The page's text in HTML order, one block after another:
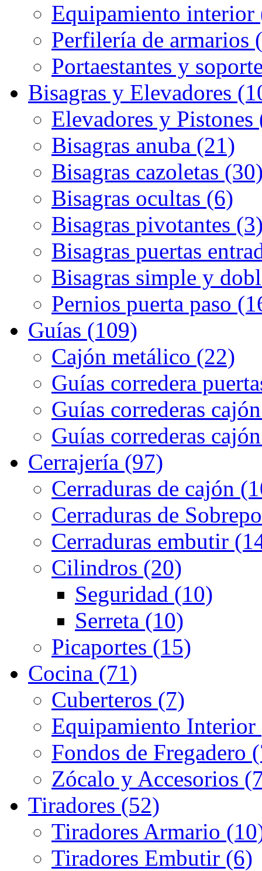
Equipamiento interior
Perfilería de armarios
Portaestantes y
Bisagras y Elevadores
Elevadores y Pistones
Bisagras anuba (21)
Bisagras cazoletas
Bisagras ocultas (6)
Bisagras pivotantes
Bisagras puertas
Bisagras simple y
Pernios puerta paso
Guías (109)
Cajón metálico (22)
Guías corredera
Guías correderas
Guías correderas
Cerrajería (97)
Cerraduras de cajón
Cerraduras de
Cerraduras embutir
Cilindros (20)
Seguridad (10)
Serreta (10)
Picaportes (15)
Cocina (71)
Cuberteros (7)
Equipamiento Interior
Fondos de Fregadero
Zócalo y Accesorios
Tiradores (52)
Tiradores Armario
Tiradores Embutir (6)